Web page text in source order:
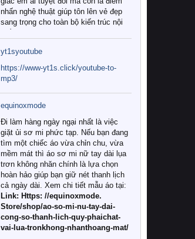
nhấn nghệ thuật giúp tôn lên vẻ đẹp
sang trọng cho toàn bộ kiến trúc nội
Tuy nhiên, giữa thị trường đa dạng
với vô vàn thương hiệu và mẫu mã
như hiện nay, làm thế nào để chọn
được những bộ chăn ga gối đệm cao
cấp thực sự chất lượng, phù hợp với
khí hậu và nhu cầu sử dụng của gia
đình? Hãy cùng chúng tôi đi tìm lời
giải đáp chi tiết qua bài viết dưới đây.
1. Tại sao các gia đình hiện đại lại ưa
chuộng chăn ga gối đệm cao cấp?
Khác với các dòng sản phẩm thông
thường, những bộ chăn ga gối đệm
cao cấp trải qua quy trình sản xuất
nghiêm ngặt từ khâu chọn lọc nguyên
liệu tự nhiên đến công nghệ dệt
nhuộm hiện đại không chứa hóa chất
yt1syoutube
https://www-yt1s.click/youtube-to-
mp3/
equinoxmode
Đi làm hàng ngày ngại nhất là việc
giặt ủi sơ mi phức tạp. Nếu bạn đang
tìm một chiếc áo vừa chỉn chu, vừa
mềm mát thì áo sơ mi nữ tay dài lụa
trơn không nhăn chính là lựa chọn
hoàn hảo giúp bạn giữ nét thanh lịch
cả ngày dài. Xem chi tiết mẫu áo tại:
Link: Https: //equinoxmode.
Store/shop/ao-so-mi-nu-tay-dai-
cong-so-thanh-lich-quy-phaichat-
vai-lua-tronkhong-nhanthoang-mat/